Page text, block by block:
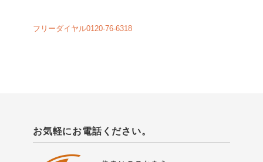
フリーダイヤル0120-76-6318
お気軽にお電話ください。